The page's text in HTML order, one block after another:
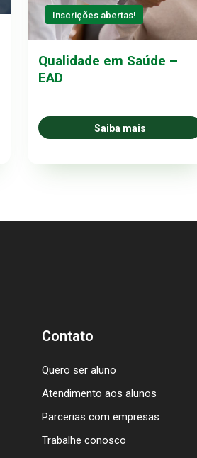
Inscrições abertas!
Qualidade em Saúde –
EAD
Saiba mais
Contato
Quero ser aluno
Atendimento aos alunos
Parcerias com empresas
Trabalhe conosco